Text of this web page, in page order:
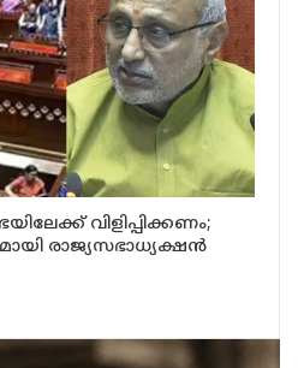
വിളിപ്പിക്കണം;
രാജ്യസഭാധ്യക്ഷൻ